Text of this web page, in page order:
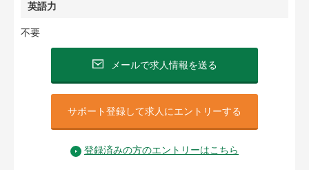
英語力
不要
メールで求人情報を送る
サポート登録して求人にエントリーする
登録済みの方のエントリーはこちら